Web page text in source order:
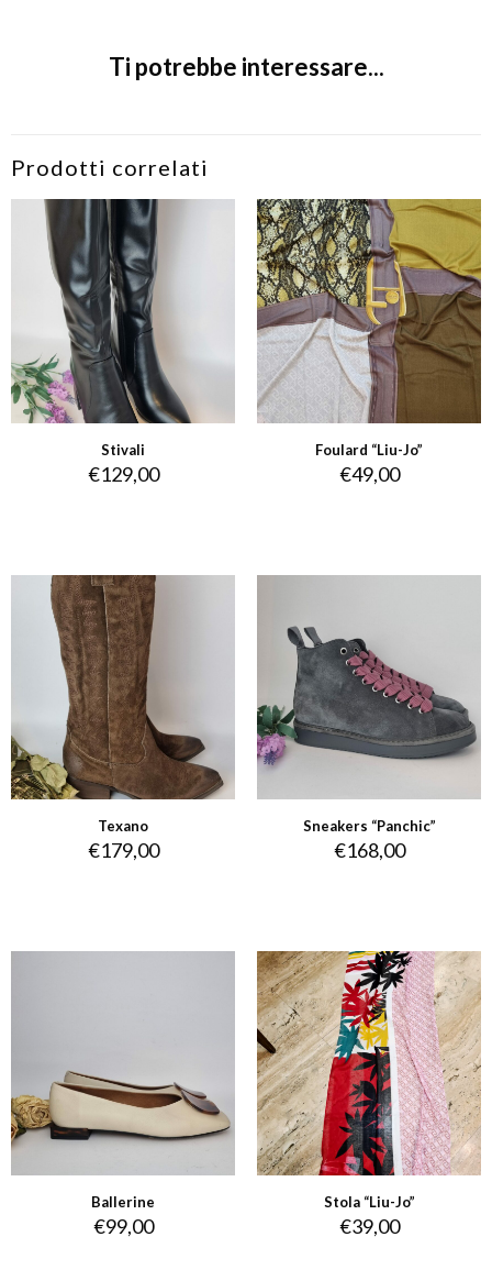
Ti potrebbe interessare...
Prodotti correlati
Stivali
€129,00
Foulard “Liu-Jo”
€49,00
Texano
€179,00
Sneakers “Panchic”
€168,00
Ballerine
€99,00
Stola “Liu-Jo”
€39,00